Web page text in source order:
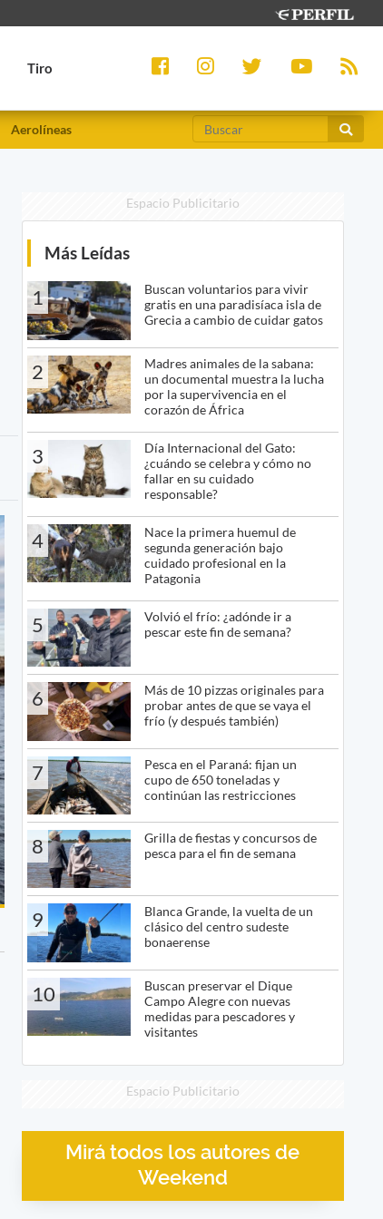
Tiro
Aerolíneas
Espacio Publicitario
Más Leídas
1
Buscan voluntarios para vivir
gratis en una paradisíaca isla de
Grecia a cambio de cuidar gatos
2
Madres animales de la sabana:
un documental muestra la lucha
por la supervivencia en el
corazón de África
3
Día Internacional del Gato:
¿cuándo se celebra y cómo no
fallar en su cuidado
responsable?
4
Nace la primera huemul de
segunda generación bajo
cuidado profesional en la
Patagonia
5
Volvió el frío: ¿adónde ir a
pescar este fin de semana?
6
Más de 10 pizzas originales para
probar antes de que se vaya el
frío (y después también)
7
Pesca en el Paraná: fijan un
cupo de 650 toneladas y
continúan las restricciones
8
Grilla de fiestas y concursos de
pesca para el fin de semana
9
Blanca Grande, la vuelta de un
clásico del centro sudeste
bonaerense
10
Buscan preservar el Dique
Campo Alegre con nuevas
medidas para pescadores y
visitantes
Espacio Publicitario
Mirá todos los autores de
Weekend